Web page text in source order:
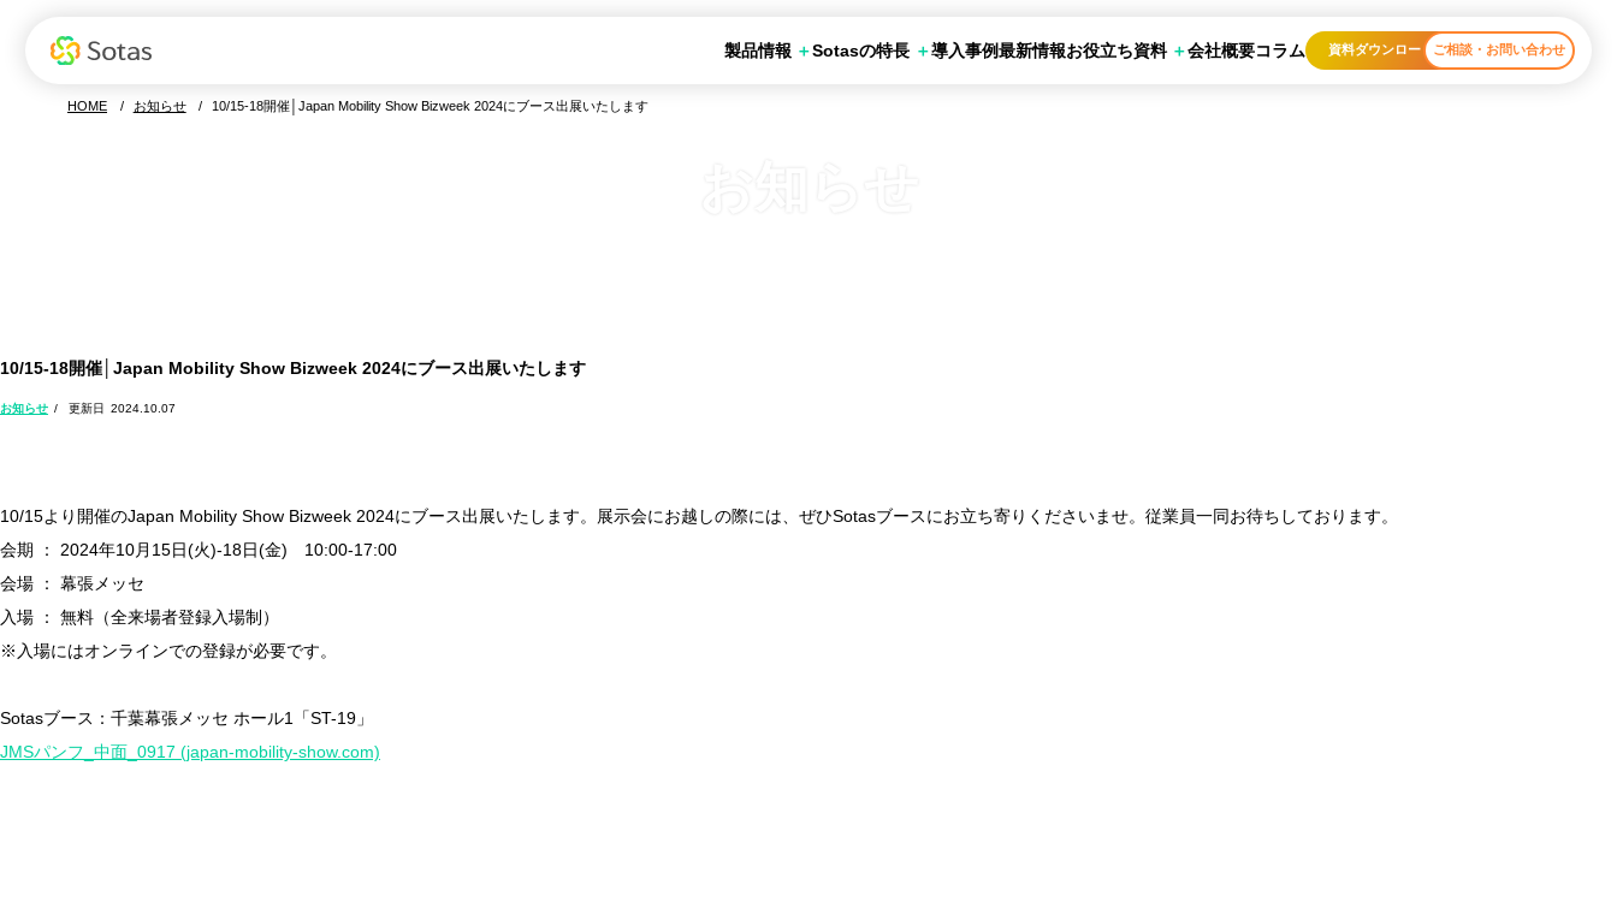
製品情報
Sotas化学調査
Sotasの特長
Sotasの特長 Sotasの強み サービスの活用シーン
導入事例最新情報お役立ち資料
お役立ち資料 資料ダウンロード デモお申し込み
会社概要コラム 資料ダウンロード ご相談・お問い合わせ
HOME お知らせ 10/15-18開催│Japan Mobility Show Bizweek 2024にブース出展いたします
お知らせ 2024.10.07
10/15-18開催│Japan Mobility Show Bizweek 2024にブース出展いたします
10/15より開催のJapan Mobility Show Bizweek 2024にブース出展いたします。展示会にお越しの際には、ぜひSotasブースにお立ち寄りくださいませ。従業員一同お待ちしております。
会期 ： 2024年10月15日(火)-18日(金) 10:00-17:00
会場 ： 幕張メッセ
入場 ： 無料（全来場者登録入場制）
※入場にはオンラインでの登録が必要です。
Sotasブース：千葉幕張メッセ ホール1「ST-19」
JMSパンフ_中面_0917 (japan-mobility-show.com)